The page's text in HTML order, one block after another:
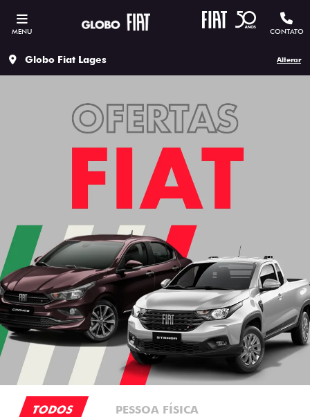
MENU CONTATO
Globo Fiat Lages Alterar
TODOS PESSOA FÍSICA